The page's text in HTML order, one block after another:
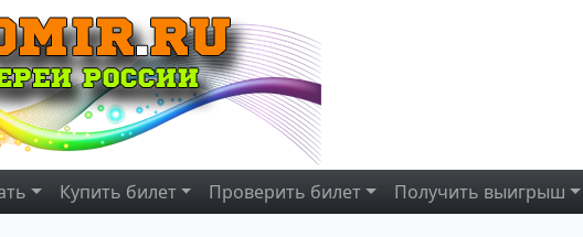
Купить билет Проверить билет Получить выигрыш